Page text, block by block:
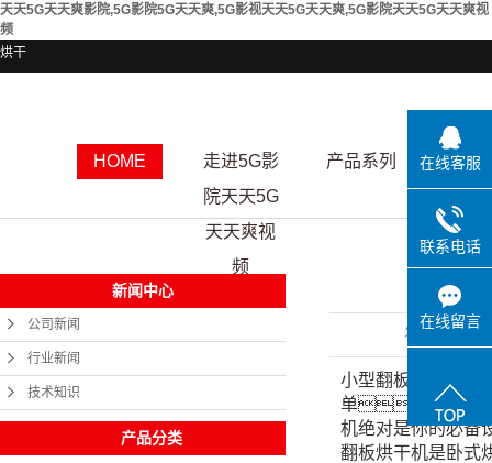
天天5G天天爽影院,5G影院5G天天爽,5G影视天天5G天天爽,5G影院天天5G天天爽视
频
干
HOME
走进5G影
院天天5G
天天爽视
频
产品系列 资质
新闻中心
公司新闻
行业新闻
技术知识
产品分类
发布日期
小型翻板烘干机
单，只需三
机绝对是你的必
翻板烘干机是卧
在线客服
联系电话
在线留言